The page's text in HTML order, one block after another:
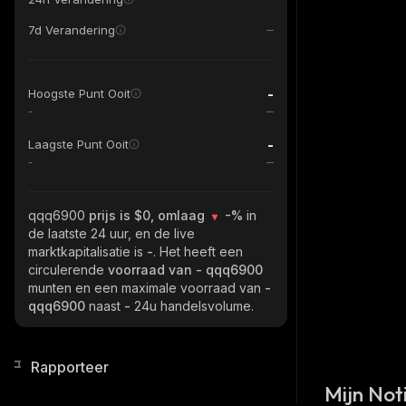
7d Verandering
Hoogste Punt Ooit -
-
Laagste Punt Ooit -
-
qqq6900 prijs is $0, omlaag -% in
de laatste 24 uur, en de live
marktkapitalisatie is -. Het heeft een
circulerende voorraad van - qqq6900
munten en een maximale voorraad van -
qqq6900 naast - 24u handelsvolume.
Rapporteer
Mijn